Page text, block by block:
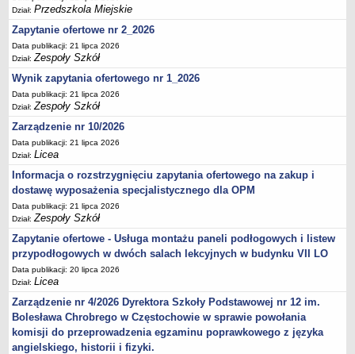
Dział:Przedszkola Miejskie
Zapytanie ofertowe nr 2_2026
Data publikacji: 21 lipca 2026
Dział:Zespoły Szkół
Wynik zapytania ofertowego nr 1_2026
Data publikacji: 21 lipca 2026
Dział:Zespoły Szkół
Zarządzenie nr 10/2026
Data publikacji: 21 lipca 2026
Dział:Licea
Informacja o rozstrzygnięciu zapytania ofertowego na zakup i
dostawę wyposażenia specjalistycznego dla OPM
Data publikacji: 21 lipca 2026
Dział:Zespoły Szkół
Zapytanie ofertowe - Usługa montażu paneli podłogowych i listew
przypodłogowych w dwóch salach lekcyjnych w budynku VII LO
Data publikacji: 20 lipca 2026
Dział:Licea
Zarządzenie nr 4/2026 Dyrektora Szkoły Podstawowej nr 12 im.
Bolesława Chrobrego w Częstochowie w sprawie powołania
komisji do przeprowadzenia egzaminu poprawkowego z języka
angielskiego, historii i fizyki.